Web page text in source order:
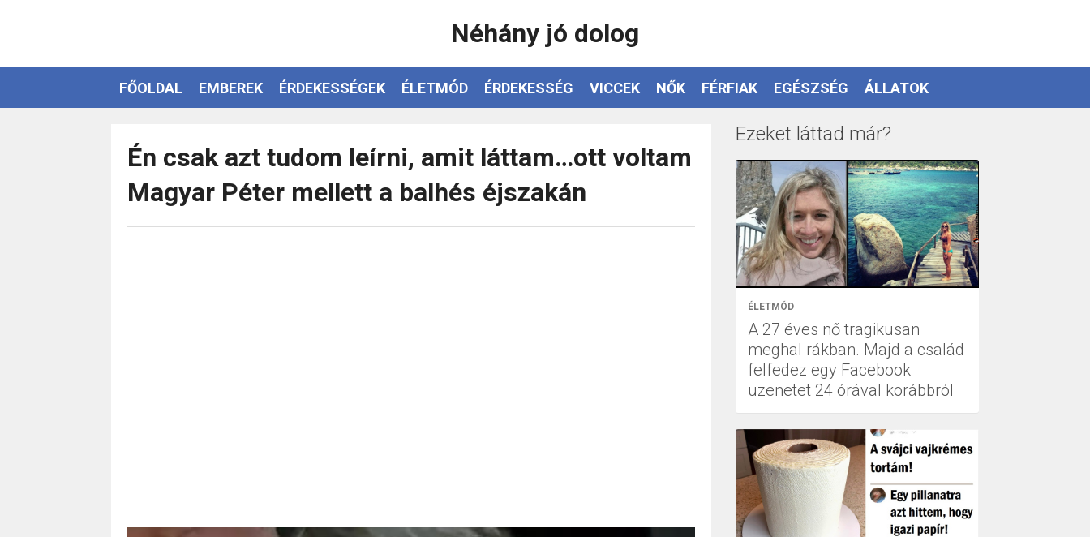
Néhány jó dolog
FŐOLDAL EMBEREK ÉRDEKESSÉGEK ÉLETMÓD ÉRDEKESSÉG VICCEK NŐK FÉRFIAK EGÉSZSÉG ÁLLATOK
Én csak azt tudom leírni, amit láttam…ott voltam
Magyar Péter mellett a balhés éjszakán
Ezeket láttad már?
ÉLETMÓD
A 27 éves nő tragikusan
meghal rákban. Majd a család
felfedez egy Facebook
üzenetet 24 órával korábbról